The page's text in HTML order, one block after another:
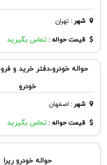
شهر: تهران
قیمت حواله : تماس بگیرید
حواله خودرو،دفتر خرید و
خودرو
شهر: اصفهان
قیمت حواله : تماس بگیرید
حواله خودرو ریرا